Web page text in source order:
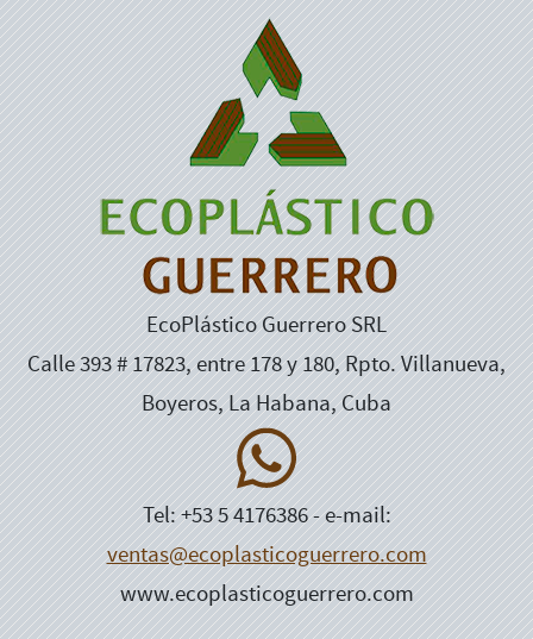
EcoPlástico Guerrero SRL
Calle 393 # 17823, entre 178 y 180, Rpto. Villanueva,
Boyeros, La Habana, Cuba
Tel: +53 5 4176386 - e-mail:
ventas@ecoplasticoguerrero.com
www.ecoplasticoguerrero.com